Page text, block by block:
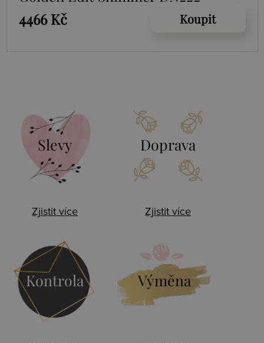
4466 Kč
Koupit
Slevy
Zjistit více
Doprava
Zjistit více
Kontrola Výměna